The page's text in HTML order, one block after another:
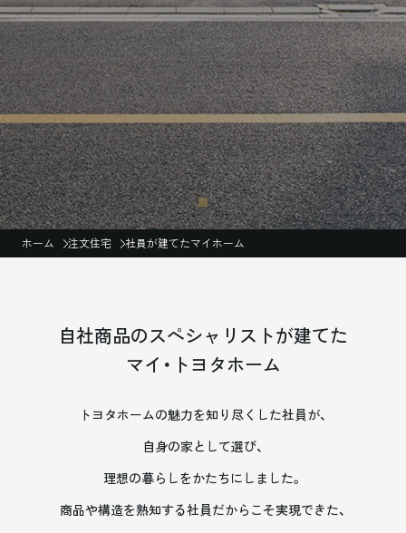
ホーム 注文住宅 社員が建てたマイホーム
自社商品のスペシャリストが建てた
マイ・トヨタホーム
トヨタホームの魅力を知り尽くした社員が、
自身の家として選び、
理想の暮らしをかたちにしました。
商品や構造を熟知する社員だからこそ実現できた、